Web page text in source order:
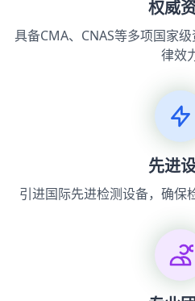
权威
具备CMA、CNAS等多项国家
律效
先进
引进国际先进检测设备，确保